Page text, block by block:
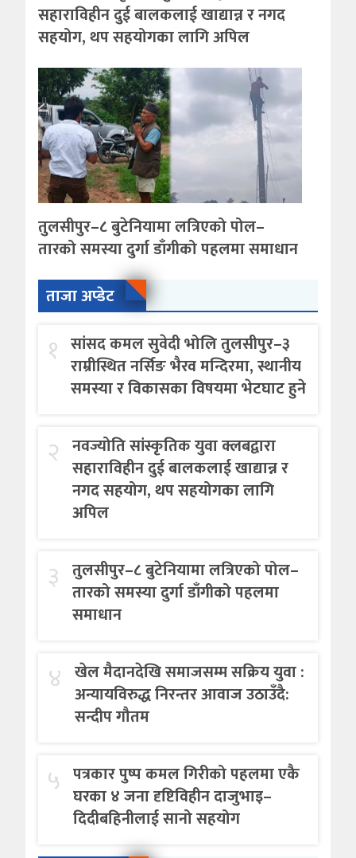
सहाराविहीन दुई बालकलाई खाद्यान्न र नगद
सहयोग, थप सहयोगका लागि अपिल
तुलसीपुर–८ बुटेनियामा लत्रिएको पोल–
तारको समस्या दुर्गा डाँगीको पहलमा समाधान
ताजा अप्डेट
१ सांसद कमल सुवेदी भोलि तुलसीपुर–३
राम्रीस्थित नर्सिङ भैरव मन्दिरमा, स्थानीय
समस्या र विकासका विषयमा भेटघाट हुने
२ नवज्योति सांस्कृतिक युवा क्लबद्वारा
सहाराविहीन दुई बालकलाई खाद्यान्न र
नगद सहयोग, थप सहयोगका लागि
अपिल
३ तुलसीपुर–८ बुटेनियामा लत्रिएको पोल–
तारको समस्या दुर्गा डाँगीको पहलमा
समाधान
४ खेल मैदानदेखि समाजसम्म सक्रिय युवा :
अन्यायविरुद्ध निरन्तर आवाज उठाउँदै:
सन्दीप गौतम
५ पत्रकार पुष्प कमल गिरीको पहलमा एकै
घरका ४ जना दृष्टिविहीन दाजुभाइ–
दिदीबहिनीलाई सानो सहयोग